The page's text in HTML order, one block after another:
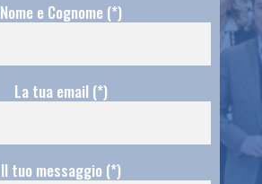
Nome e Cognome (*)
La tua email (*)
Il tuo messaggio (*)